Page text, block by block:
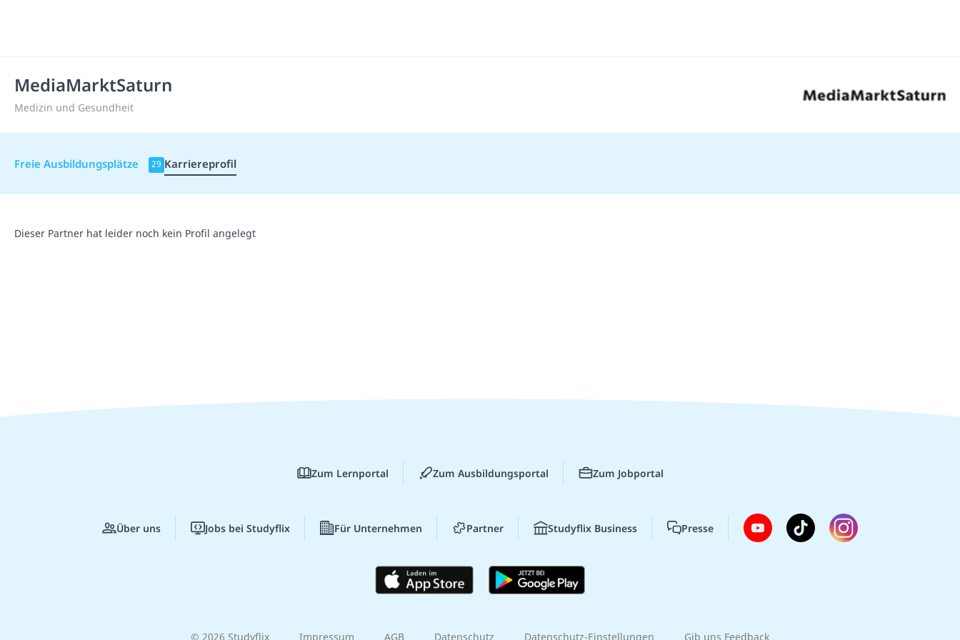
MediaMarktSaturn
Medizin und Gesundheit
Freie Ausbildungsplätze 29 Karriereprofil
Dieser Partner hat leider noch kein Profil angelegt
Zum Lernportal Zum Ausbildungsportal Zum Jobportal
Über uns Jobs bei Studyflix Für Unternehmen Partner Studyflix Business Presse
© 2026 Studyflix Impressum AGB Datenschutz Datenschutz-Einstellungen Gib uns Feedback